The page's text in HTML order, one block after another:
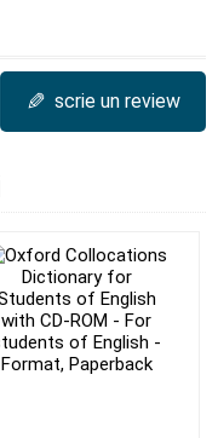
✎ scrie un review